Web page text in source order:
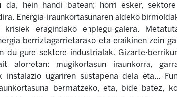
da, hein handi batean; horri esker,
Energia-iraunkortasunaren aldeko
eragindako enplegu-galera.
berriztagarrietarako eta eraikinen zein
du gure sektore industrialak. Gizarte-
alorretan: mugikortasun iraunkorra,
instalazio ugariren sustapena dela eta...
bermatzeko, eta, bide batez,